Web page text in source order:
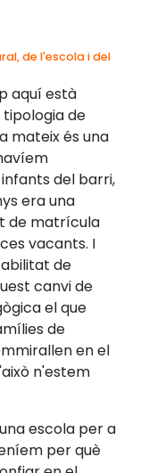
de l'escola i del
aquí està
de
mateix és una
del barri,
era una
de matrícula
vacants. I
de
canvi de
el que
de
en el
n'estem
escola per a
per què